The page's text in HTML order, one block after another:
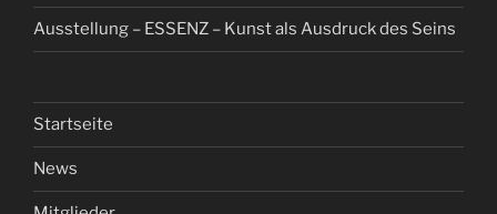
Ausstellung – ESSENZ – Kunst als Ausdruck des Seins
Startseite
News